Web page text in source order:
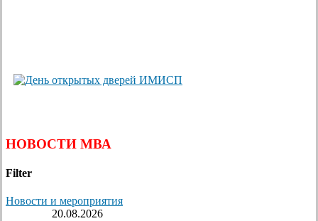
НОВОСТИ МВА
Filter
Новости и мероприятия
20.08.2026